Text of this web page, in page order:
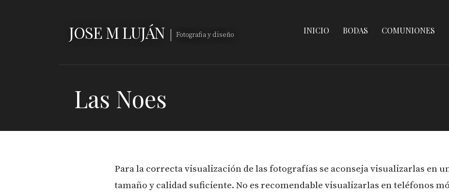
JOSE M LUJÁN Fotografia y diseño INICIO BODAS COMUNIONES
Las Noes
Para la correcta visualización de las fotografías se aconseja visualizarlas en
tamaño y calidad suficiente. No es recomendable visualizarlas en teléfonos